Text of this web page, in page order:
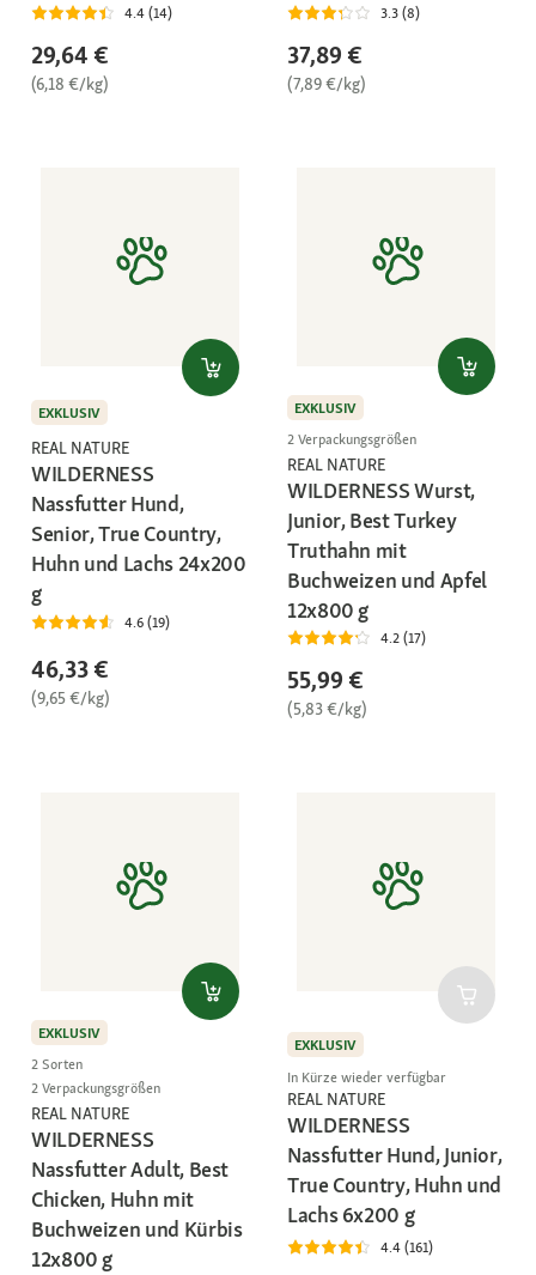
4.4 (14)
29,64 €
(6,18 €/kg)
3.3 (8)
37,89 €
(7,89 €/kg)
EXKLUSIV
REAL NATURE
WILDERNESS
Nassfutter Hund,
Senior, True Country,
Huhn und Lachs 24x200
g
4.6 (19)
46,33 €
(9,65 €/kg)
EXKLUSIV
2 Verpackungsgrößen
REAL NATURE
WILDERNESS Wurst,
Junior, Best Turkey
Truthahn mit
Buchweizen und Apfel
12x800 g
4.2 (17)
55,99 €
(5,83 €/kg)
EXKLUSIV
2 Sorten
2 Verpackungsgrößen
REAL NATURE
WILDERNESS
Nassfutter Adult, Best
Chicken, Huhn mit
Buchweizen und Kürbis
12x800 g
EXKLUSIV
In Kürze wieder verfügbar
REAL NATURE
WILDERNESS
Nassfutter Hund, Junior,
True Country, Huhn und
Lachs 6x200 g
4.4 (161)